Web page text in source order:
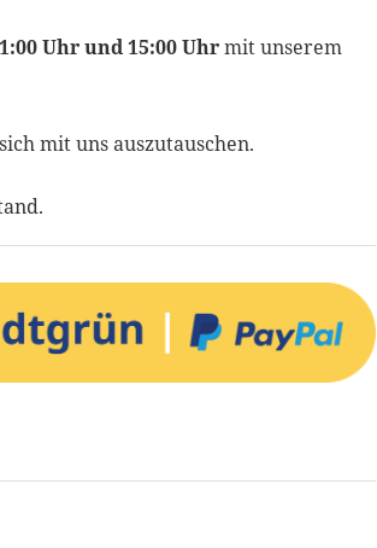
Uhr und 15:00 Uhrmit unserem
mit uns auszutauschen.